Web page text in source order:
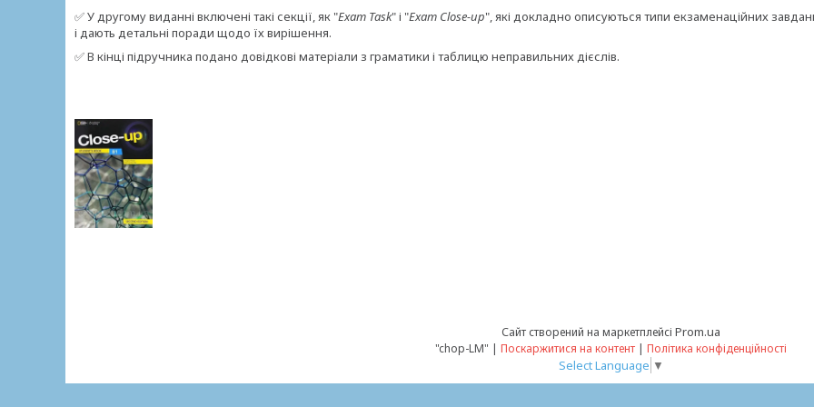
✅ У другому виданні включені такі секції, як "Exam Task" і "Exam Close-up", які докладно описуються типи екзаменаційних
і дають детальні поради щодо їх вирішення.
✅ В кінці підручника подано довідкові матеріали з граматики і таблицю неправильних дієслів.
Сайт створений на маркетплейсі Prom.ua
"chop-LM" | Поскаржитися на контент | Політика конфіденційності
Select Language ▼